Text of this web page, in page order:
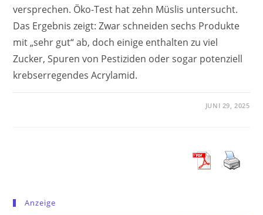
versprechen. Öko-Test hat zehn Müslis untersucht.
Das Ergebnis zeigt: Zwar schneiden sechs Produkte
mit „sehr gut“ ab, doch einige enthalten zu viel
Zucker, Spuren von Pestiziden oder sogar potenziell
krebserregendes Acrylamid.
JUNI 29, 2025
Anzeige